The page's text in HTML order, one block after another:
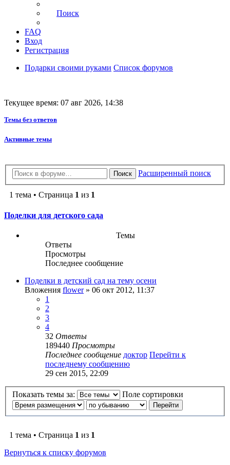
Поиск
FAQ
Вход
Регистрация
Подарки своими руками Список форумов
Текущее время: 07 авг 2026, 14:38
Темы без ответов
Активные темы
Поиск Расширенный поиск
1 тема • Страница 1 из 1
Поделки для детского сада
Темы
Ответы
Просмотры
Последнее сообщение
Поделки в детский сад на тему осени
Вложения flower» 06 окт 2012, 11:37
1
2
3
4
32 Ответы
189440 Просмотры
Последнее сообщение доктор Перейти к
последнему сообщению
29 сен 2015, 22:09
Показать темы за: Поле сортировки
1 тема • Страница 1 из 1
Вернуться к списку форумов